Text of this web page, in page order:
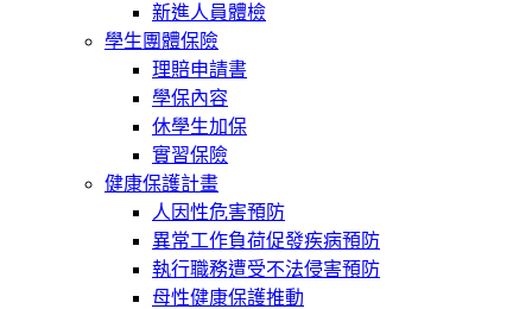
新進人員體檢
學生團體保險
理賠申請書
學保內容
休學生加保
實習保險
健康保護計畫
人因性危害預防
異常工作負荷促發疾病預防
執行職務遭受不法侵害預防
母性健康保護推動